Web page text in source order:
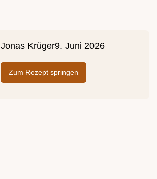
Jonas Krüger9. Juni 2026
Zum Rezept springen